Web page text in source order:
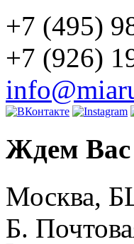
+7 (495)
+7 (926)
Ждем Вас
Москва,
Б.